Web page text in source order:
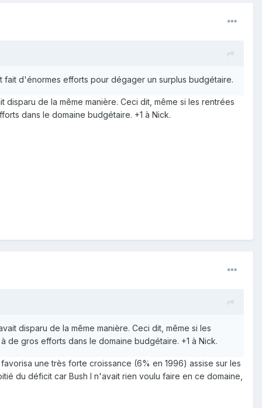
fait d'énormes efforts pour dégager un surplus budgétaire.
de la même manière. Ceci dit, même si les rentrées
dans le domaine budgétaire. +1 à Nick.
disparu de la même manière. Ceci dit, même si les
de gros efforts dans le domaine budgétaire. +1 à Nick.
une très forte croissance (6% en 1996) assise sur les
du déficit car Bush I n'avait rien voulu faire en ce domaine,